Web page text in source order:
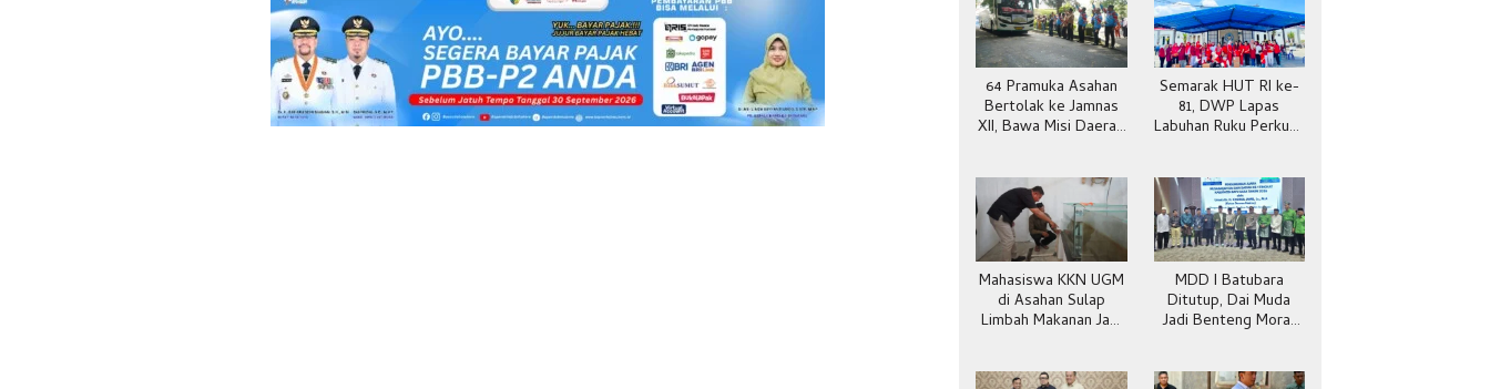
64 Pramuka Asahan
Bertolak ke Jamnas
XII, Bawa Misi Daerah
Semarak HUT RI ke-
81, DWP Lapas
Labuhan Ruku Perkuat
Mahasiswa KKN UGM
di Asahan Sulap
Limbah Makanan Jadi
MDD I Batubara
Ditutup, Dai Muda
Jadi Benteng Moral